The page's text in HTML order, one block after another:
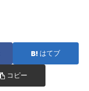
はてブ
コピー